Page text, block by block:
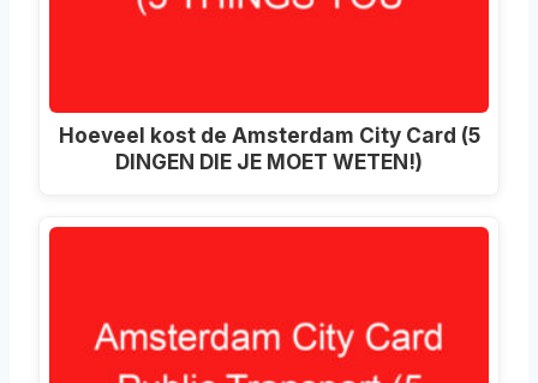
Hoeveel kost de Amsterdam City Card (5
DINGEN DIE JE MOET WETEN!)